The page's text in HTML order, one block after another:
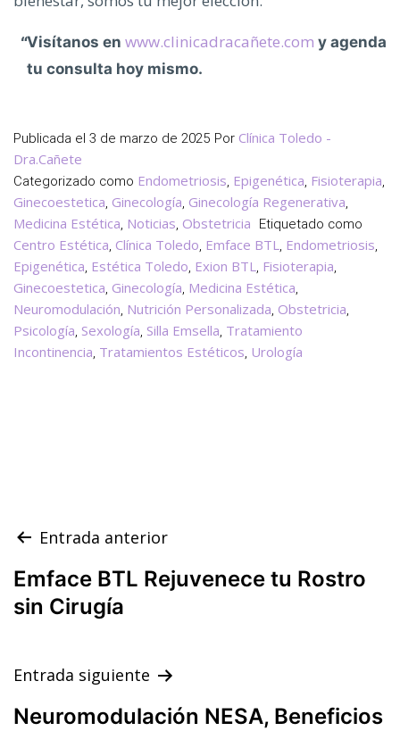
Visítanos en www.clinicadracañete.com y agenda
tu consulta hoy mismo.
Publicada el 3 de marzo de 2025 Por Clínica Toledo -
Dra.Cañete
Categorizado como Endometriosis, Epigenética, Fisioterapia,
Ginecoestetica, Ginecología, Ginecología Regenerativa,
Medicina Estética, Noticias, Obstetricia Etiquetado como
Centro Estética, Clínica Toledo, Emface BTL, Endometriosis,
Epigenética, Estética Toledo, Exion BTL, Fisioterapia,
Ginecoestetica, Ginecología, Medicina Estética,
Neuromodulación, Nutrición Personalizada, Obstetricia,
Psicología, Sexología, Silla Emsella, Tratamiento
Incontinencia, Tratamientos Estéticos, Urología
Navegación
de
entradas
Entrada anterior
Emface BTL Rejuvenece tu Rostro
sin Cirugía
Entrada siguiente
Neuromodulación NESA, Beneficios